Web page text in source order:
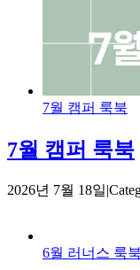
7월 캠퍼 룩북
7월 캠퍼 룩북
2026년 7월 18일|
6월 러너스 룩북